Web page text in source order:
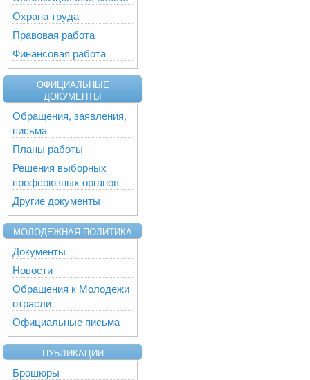
Охрана труда
Правовая работа
Финансовая работа
ОФИЦИАЛЬНЫЕ
ДОКУМЕНТЫ
Обращения, заявления,
письма
Планы работы
Решения выборных
профсоюзных органов
Другие документы
МОЛОДЕЖНАЯ ПОЛИТИКА
Документы
Новости
Обращения к Молодежи
отрасли
Официальные письма
ПУБЛИКАЦИИ
Брошюры